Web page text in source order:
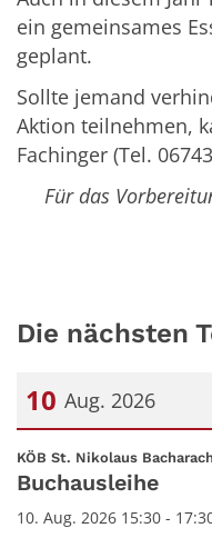
ein gemeinsames
geplant.
Sollte jemand
Aktion teilnehmen,
Fachinger (Tel.
Für das
Die nächsten
10 Aug. 2026
Datum: 10. August
KÖB St. Nikolaus
Buchausleihe
10. Aug. 2026 15:30 -